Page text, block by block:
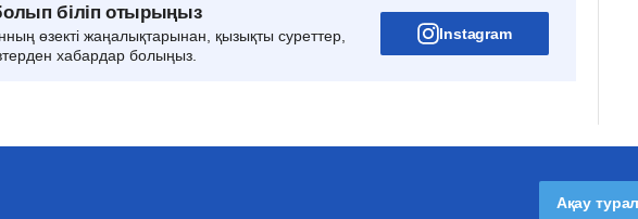
біліп отырыңыз
өзекті жаңалықтарынан, қызықты суреттер,
хабардар болыңыз.
Instagram
Ақау